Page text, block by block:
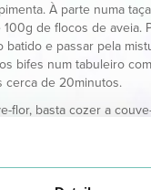
À parte numa
de flocos de aveia.
batido e passar pela
bifes num tabuleiro
cerca de 20minutos.
flor, basta cozer a
queijo quark 0% de
com flor de sal e